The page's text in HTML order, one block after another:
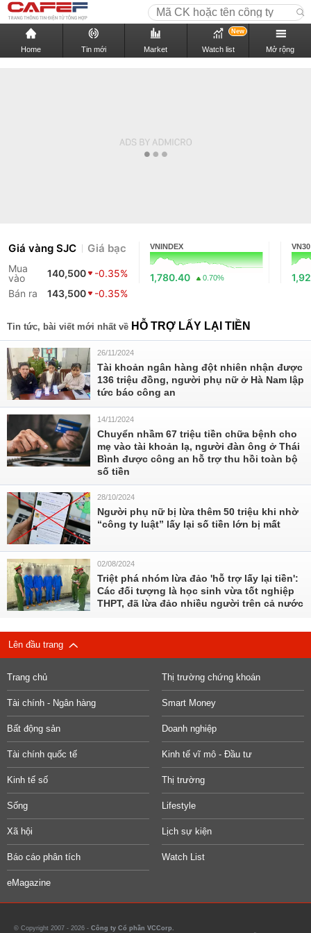
Home Tin mới Market Watch list
New
Mở rộng
Giá vàng SJC Giá bạc
Mua
vào
140,500
-0.35%
Bán ra
143,500 -0.35%
VNINDEX
1,780.40 0.70%
VN30
Tin tức, bài viết mới nhất về HỖ TRỢ LẤY LẠI TIỀN
26/11/2024
Tài khoản ngân hàng đột nhiên nhận được
136 triệu đồng, người phụ nữ ở Hà Nam lập
tức báo công an
14/11/2024
Chuyển nhầm 67 triệu tiền chữa bệnh cho
mẹ vào tài khoản lạ, người đàn ông ở Thái
Bình được công an hỗ trợ thu hồi toàn bộ
số tiền
28/10/2024
Người phụ nữ bị lừa thêm 50 triệu khi nhờ
“công ty luật” lấy lại số tiền lớn bị mất
02/08/2024
Triệt phá nhóm lừa đảo 'hỗ trợ lấy lại tiền':
Các đối tượng là học sinh vừa tốt nghiệp
THPT, đã lừa đảo nhiều người trên cả nước
Lên đầu trang
Trang chủ Thị trường chứng khoán
Tài chính - Ngân hàng Smart Money
Bất động sản Doanh nghiệp
Tài chính quốc tế Kinh tế vĩ mô - Đầu tư
Kinh tế số Thị trường
Sống Lifestyle
Xã hội Lịch sự kiện
Báo cáo phân tích Watch List
eMagazine
© Copyright 2007 - 2026 - Công ty Cổ phần VCCorp.